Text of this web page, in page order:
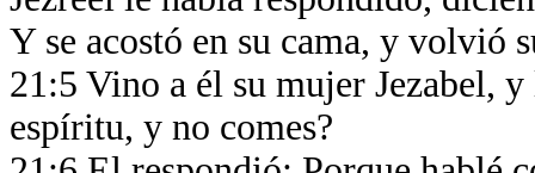
Y se acostó en su cama, y volvió
21:5 Vino a él su mujer Jezabel,
espíritu, y no comes?